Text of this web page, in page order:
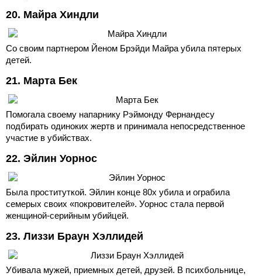
20. Майра Хиндли
Со своим партнером Йеном Брэйди Майра убила пятерых
детей.
21. Марта Бек
Помогала своему напарнику Рэймонду Фернандесу
подбирать одиноких жертв и принимала непосредственное
участие в убийствах.
22. Эйлин Уорнос
Была проституткой. Эйлин конце 80х убила и ограбила
семерых своих «покровителей». Уорнос стала первой
женщиной-серийным убийцей.
23. Лиззи Браун Хэллидей
Убивала мужей, приемных детей, друзей. В психбольнице,